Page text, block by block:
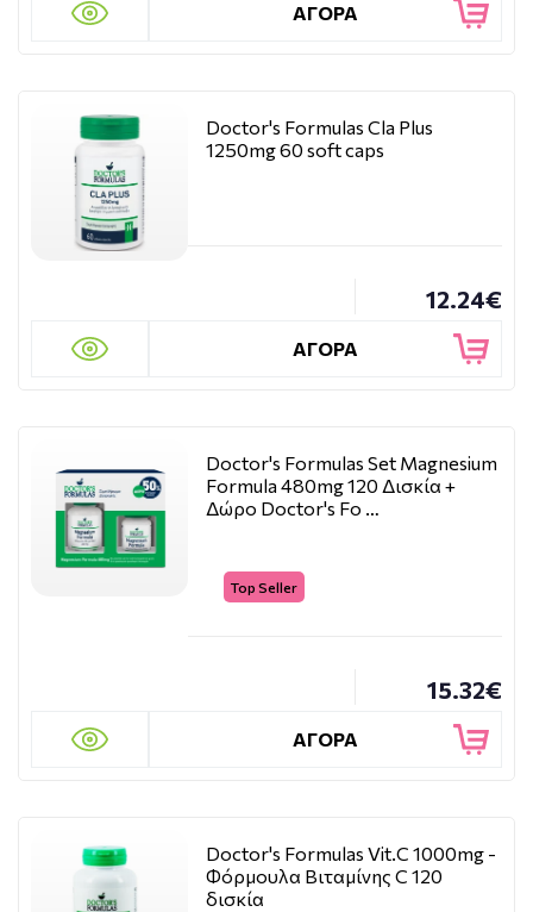
ΑΓΟΡΑ
Doctor's Formulas Cla Plus
1250mg 60 soft caps
12.24€
ΑΓΟΡΑ
Doctor's Formulas Set Magnesium
Formula 480mg 120 Δισκία +
Δώρο Doctor's Fo …
Top Seller
15.32€
ΑΓΟΡΑ
Doctor's Formulas Vit.C 1000mg -
Φόρμουλα Βιταμίνης C 120
δισκία